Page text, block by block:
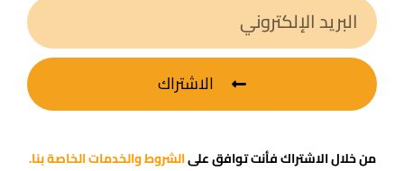
الاشتراك
من خلال الاشتراك فأنت توافق علىالشروط والخدمات الخاصة بنا.